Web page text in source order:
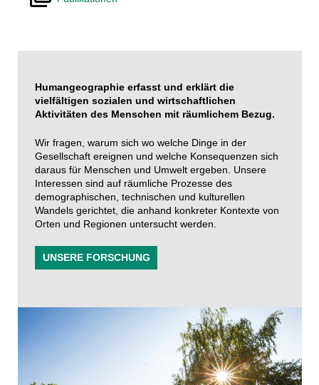
Humangeographie erfasst und erklärt die
vielfältigen sozialen und wirtschaftlichen
Aktivitäten des Menschen mit räumlichem Bezug.
Wir fragen, warum sich wo welche Dinge in der
Gesellschaft ereignen und welche Konsequenzen sich
daraus für Menschen und Umwelt ergeben. Unsere
Interessen sind auf räumliche Prozesse des
demographischen, technischen und kulturellen
Wandels gerichtet, die anhand konkreter Kontexte von
Orten und Regionen untersucht werden.
UNSERE FORSCHUNG